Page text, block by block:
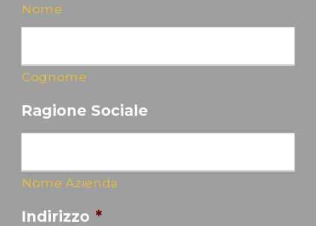
Nome
Cognome
Ragione Sociale
Nome Azienda
Indirizzo *